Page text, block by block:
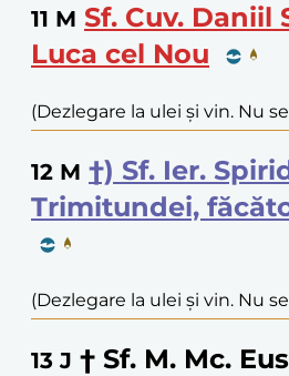
11 M Sf. Cuv. Daniil
Luca cel Nou
(Dezlegare la ulei și vin. Nu
12 M †) Sf. Ier.
Trimitundei,
(Dezlegare la ulei și vin. Nu
13 J † Sf. M. Mc.